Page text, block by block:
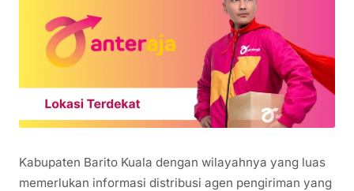
Kabupaten Barito Kuala dengan wilayahnya yang luas
memerlukan informasi distribusi agen pengiriman yang